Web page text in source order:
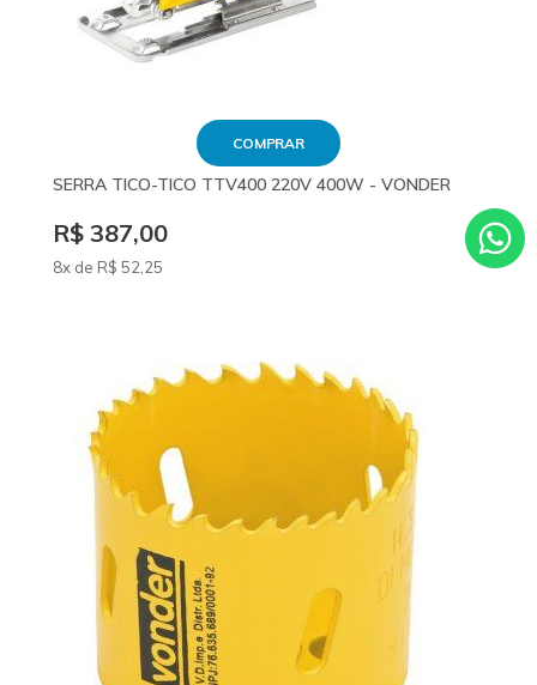
COMPRAR
SERRA TICO-TICO TTV400 220V 400W - VONDER
R$ 387,00
8x de R$ 52 ,25